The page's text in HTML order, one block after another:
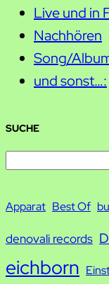
Live und in
Nachhören
Song/
und sonst…:
SUCHE
c
Apparat Best Of
denovali records
eichborn